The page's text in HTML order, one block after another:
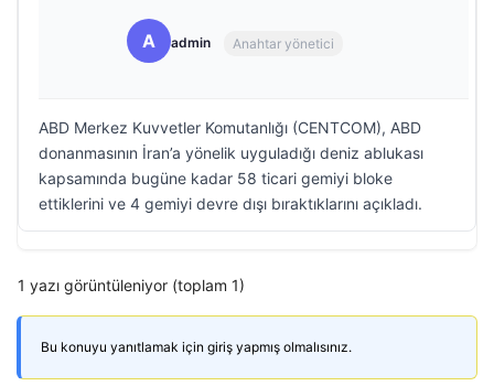
A admin Anahtar yönetici
ABD Merkez Kuvvetler Komutanlığı (CENTCOM), ABD
donanmasının İran’a yönelik uyguladığı deniz ablukası
kapsamında bugüne kadar 58 ticari gemiyi bloke
ettiklerini ve 4 gemiyi devre dışı bıraktıklarını açıkladı.
1 yazı görüntüleniyor (toplam 1)
Bu konuyu yanıtlamak için giriş yapmış olmalısınız.